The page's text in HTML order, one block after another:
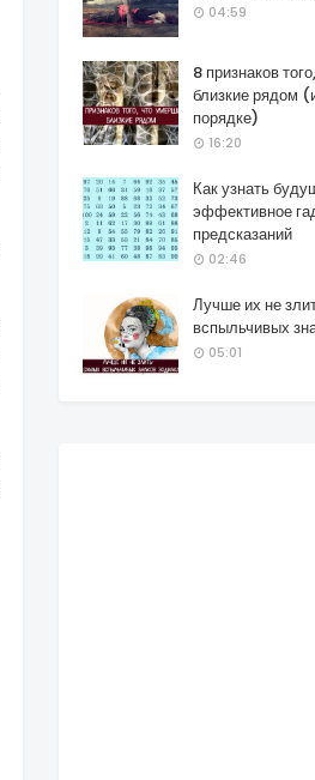
04:59
8 признаков
близкие рядом
порядке)
16:20
Как узнать
эффективное
предсказаний
02:46
Лучше их не
вспыльчивых
05:01